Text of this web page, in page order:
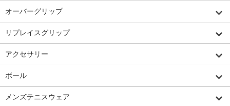
オーバーグリップ
リプレイスグリップ
アクセサリー
ボール
メンズテニスウェア